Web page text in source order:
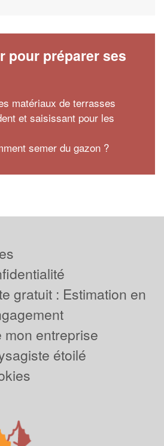
pour préparer ses
matériaux de terrasses
et saisissant pour les
semer du gazon ?
gratuit : Estimation en
entreprise
étoilé